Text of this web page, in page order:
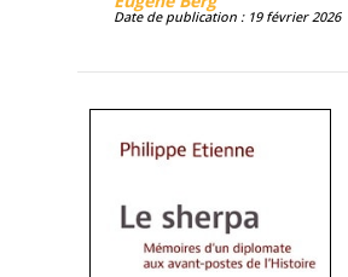
Date de publication : 19 février 2026